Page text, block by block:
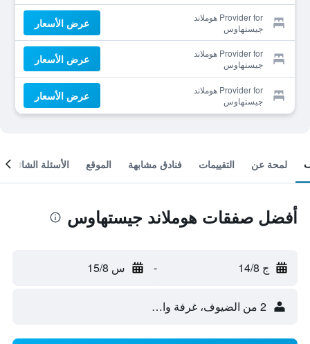
Provider for هوملاند
جيستهاوس
عرض الأسعار
Provider for هوملاند
جيستهاوس
عرض الأسعار
Provider for هوملاند
جيستهاوس
عرض الأسعار
لمحة عن التقييمات فنادق مشابهة الموقع الأسئلة الشائعة
أفضل صفقات هوملاند جيستهاوس
ج 14/8 - س 15/8
2 من الضيوف، غرفة واحدة